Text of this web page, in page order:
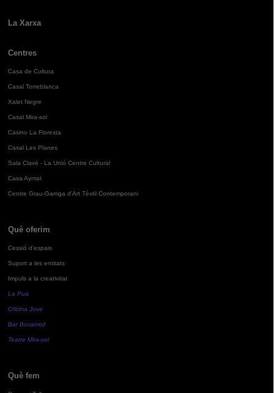
La Xarxa
Centres
Casa de Cultura
Casal Torreblanca
Xalet Negre
Casal Mira-sol
Casino La Floresta
Casal Les Planes
Sala Clavé - La Unió Centre Cultural
Casa Aymat
Centre Grau-Garriga d'Art Tèxtil Contemporani
Què oferim
Cessió d'espais
Suport a les entitats
Impuls a la creativitat
La Pua
Oficina Jove
Bar Bocamoll
Teatre Mira-sol
Què fem